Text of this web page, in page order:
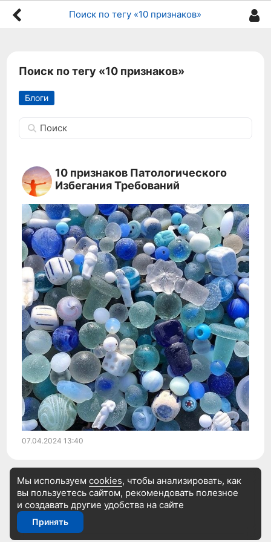
Поиск по тегу «10 признаков»
Поиск по тегу «10 признаков»
Блоги
Поиск
10 признаков Патологического
Избегания Требований
07.04.2024 13:40
Мы используем cookies, чтобы анализировать, как
вы пользуетесь сайтом, рекомендовать полезное
и создавать другие удобства на сайте
Принять